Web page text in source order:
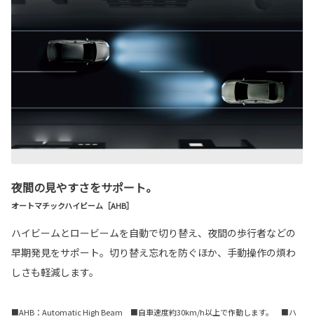
夜間の見やすさをサポート。
オートマチックハイビーム［AHB］
ハイビームとロービームを自動で切り替え、夜間の歩行者などの
早期発見をサポート。切り替え忘れを防ぐほか、手動操作の煩わ
しさも軽減します。
■AHB：Automatic High Beam ■自車速度約30km/h以上で作動します。 ■ハ